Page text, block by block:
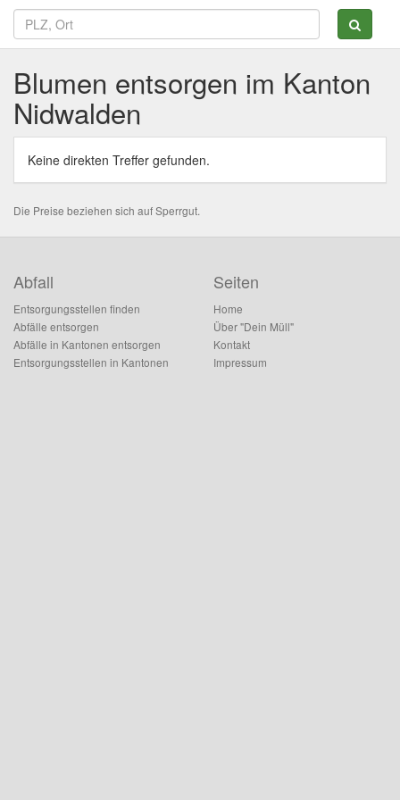
Blumen entsorgen im Kanton
Nidwalden
Keine direkten Treffer gefunden.
Die Preise beziehen sich auf Sperrgut.
Abfall
Entsorgungsstellen finden
Abfälle entsorgen
Abfälle in Kantonen entsorgen
Entsorgungsstellen in Kantonen
Seiten
Home
Über "Dein Müll"
Kontakt
Impressum